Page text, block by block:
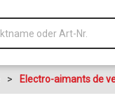
> Electro-aimants de